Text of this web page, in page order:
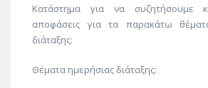
Κατάστημα για να συζητήσουμε
αποφάσεις για τα παρακάτω
διάταξης:
Θέματα ημερήσιας διάταξης: